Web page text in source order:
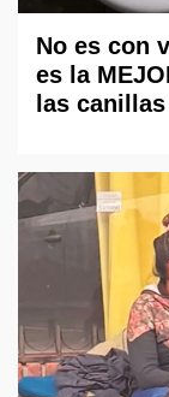
No es con
es la
las